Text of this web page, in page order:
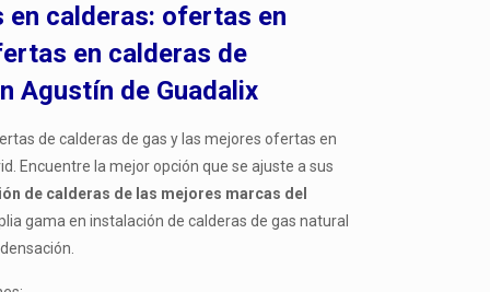
calderas: ofertas en
en calderas de
Agustín de Guadalix
de calderas de gas y las mejores ofertas en
Encuentre la mejor opción que se ajuste a sus
de calderas de las mejores marcas del
gama en instalación de calderas de gas natural